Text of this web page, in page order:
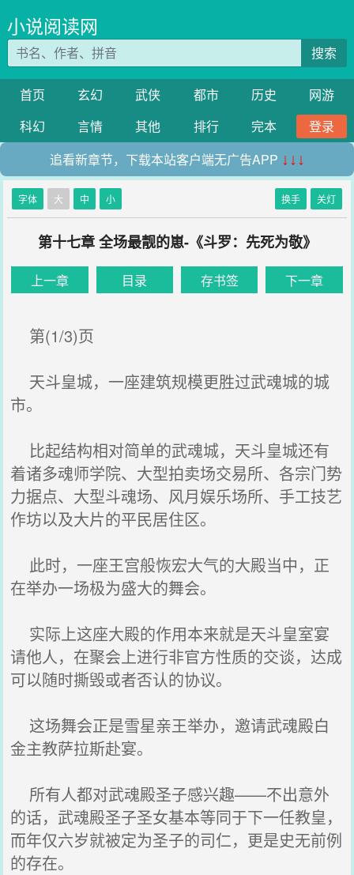
小说阅读网
搜索
首页 玄幻 武侠 都市 历史
网游
科幻
言情 其他 排行 完本
登录
追看新章节，下载本站客户端无广告APP ↓↓↓
字体 大 中 小 换手 关灯
第十七章 全场最靓的崽-《斗罗：先死为敬》
上一章 目录 存书签 下一章
第(1/3)页
天斗皇城，一座建筑规模更胜过武魂城的城
市。
比起结构相对简单的武魂城，天斗皇城还有
着诸多魂师学院、大型拍卖场交易所、各宗门势
力据点、大型斗魂场、风月娱乐场所、手工技艺
作坊以及大片的平民居住区。
此时，一座王宫般恢宏大气的大殿当中，正
在举办一场极为盛大的舞会。
实际上这座大殿的作用本来就是天斗皇室宴
请他人，在聚会上进行非官方性质的交谈，达成
可以随时撕毁或者否认的协议。
这场舞会正是雪星亲王举办，邀请武魂殿白
金主教萨拉斯赴宴。
所有人都对武魂殿圣子感兴趣——不出意外
的话，武魂殿圣子圣女基本等同于下一任教皇，
而年仅六岁就被定为圣子的司仁，更是史无前例
的存在。